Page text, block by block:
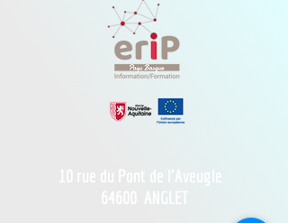
10 rue du Pont de l'Aveugle